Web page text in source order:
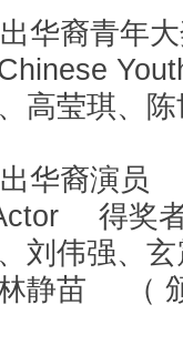
裔青年
高莹琪、
裔演员
得奖
刘伟强、
静苗 （